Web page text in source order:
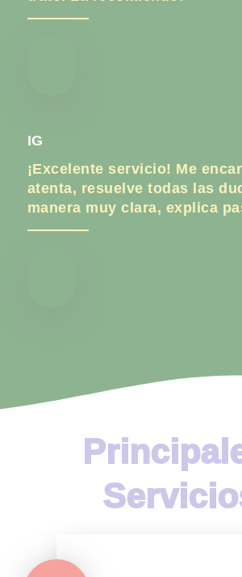
IG
¡Excelente servicio! Me
atenta, resuelve todas las
manera muy clara, explica